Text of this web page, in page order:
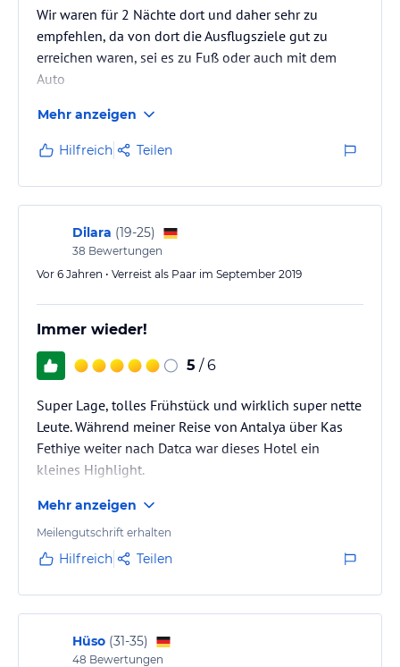
Wir waren für 2 Nächte dort und daher sehr zu
empfehlen, da von dort die Ausflugsziele gut zu
erreichen waren, sei es zu Fuß oder auch mit dem
Auto
Mehr anzeigen
Hilfreich Teilen
Dilara (19-25)
38 Bewertungen
Vor 6 Jahren • Verreist als Paar im September 2019
Immer wieder!
5 / 6
Super Lage, tolles Frühstück und wirklich super nette
Leute. Während meiner Reise von Antalya über Kas
Fethiye weiter nach Datca war dieses Hotel ein
kleines Highlight.
Mehr anzeigen
Meilengutschrift erhalten
Hilfreich Teilen
Hüso (31-35)
48 Bewertungen